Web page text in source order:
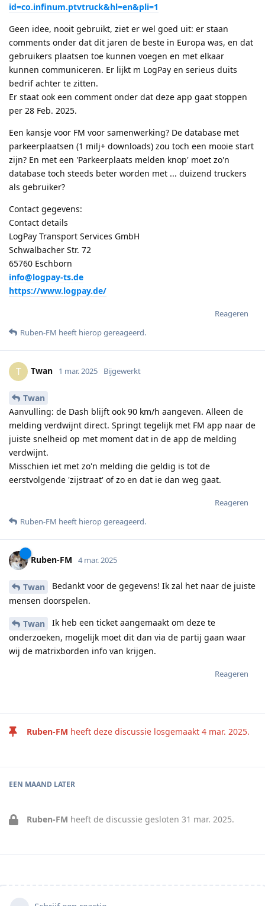
id=co.infinum.ptvtruck&hl=en&pli=1
Geen idee, nooit gebruikt, ziet er wel goed uit: er staan
comments onder dat dit jaren de beste in Europa was, en dat
gebruikers plaatsen toe kunnen voegen en met elkaar
kunnen communiceren. Er lijkt m LogPay en serieus duits
bedrif achter te zitten.
Er staat ook een comment onder dat deze app gaat stoppen
per 28 Feb. 2025.
Een kansje voor FM voor samenwerking? De database met
parkeerplaatsen (1 milj+ downloads) zou toch een mooie start
zijn? En met een 'Parkeerplaats melden knop' moet zo'n
database toch steeds beter worden met ... duizend truckers
als gebruiker?
Contact gegevens:
Contact details
LogPay Transport Services GmbH
Schwalbacher Str. 72
65760 Eschborn
info@logpay-ts.de
https://www.logpay.de/
Reageren
Ruben-FM heeft hierop gereageerd.
T Twan 1 mar. 2025 Bijgewerkt
Twan
Aanvulling: de Dash blijft ook 90 km/h aangeven. Alleen de
melding verdwijnt direct. Springt tegelijk met FM app naar de
juiste snelheid op met moment dat in de app de melding
verdwijnt.
Misschien iet met zo'n melding die geldig is tot de
eerstvolgende 'zijstraat' of zo en dat ie dan weg gaat.
Reageren
Ruben-FM heeft hierop gereageerd.
Ruben-FM 4 mar. 2025
Twan
Bedankt voor de gegevens! Ik zal het naar de juiste
mensen doorspelen.
Twan
Ik heb een ticket aangemaakt om deze te
onderzoeken, mogelijk moet dit dan via de partij gaan waar
wij de matrixborden info van krijgen.
Reageren
Ruben-FM heeft deze discussie losgemaakt 4 mar. 2025.
EEN MAAND LATER
Ruben-FM heeft de discussie gesloten 31 mar. 2025.